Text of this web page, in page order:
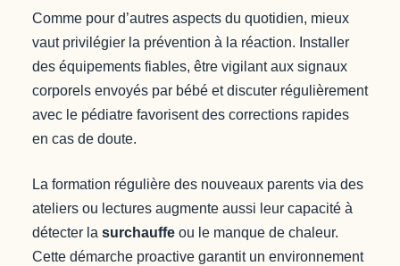
Comme pour d’autres aspects du quotidien, mieux
vaut privilégier la prévention à la réaction. Installer
des équipements fiables, être vigilant aux signaux
corporels envoyés par bébé et discuter régulièrement
avec le pédiatre favorisent des corrections rapides
en cas de doute.
La formation régulière des nouveaux parents via des
ateliers ou lectures augmente aussi leur capacité à
détecter la surchauffe ou le manque de chaleur.
Cette démarche proactive garantit un environnement